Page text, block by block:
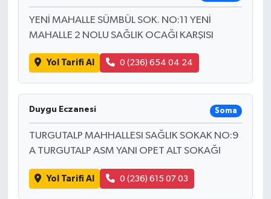
YENİ MAHALLE SÜMBÜL SOK. NO:11 YENİ
MAHALLE 2 NOLU SAĞLIK OCAĞI KARŞISI
Yol Tarifi Al 0 (236) 654 04 24
Duygu Eczanesi Soma
TURGUTALP MAHHALLESI SAĞLIK SOKAK NO:9
A TURGUTALP ASM YANI OPET ALT SOKAĞI
Yol Tarifi Al 0 (236) 615 07 03